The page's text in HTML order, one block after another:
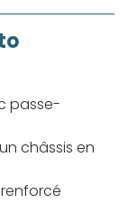
passe-
châssis en